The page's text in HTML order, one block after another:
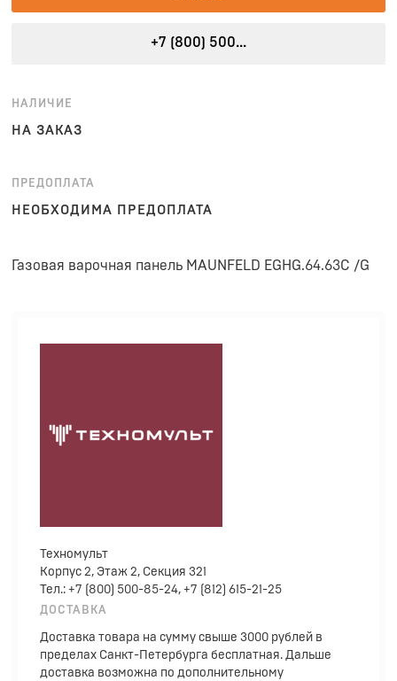
+7 (800) 500...
НАЛИЧИЕ
НА ЗАКАЗ
ПРЕДОПЛАТА
НЕОБХОДИМА ПРЕДОПЛАТА
Газовая варочная панель MAUNFELD EGHG.64.63C /G
Техномульт
Корпус 2, Этаж 2, Секция 321
Тел.: +7 (800) 500-85-24, +7 (812) 615-21-25
ДОСТАВКА
Доставка товара на сумму свыше 3000 рублей в
пределах Санкт-Петербурга бесплатная. Дальше
доставка возможна по дополнительному